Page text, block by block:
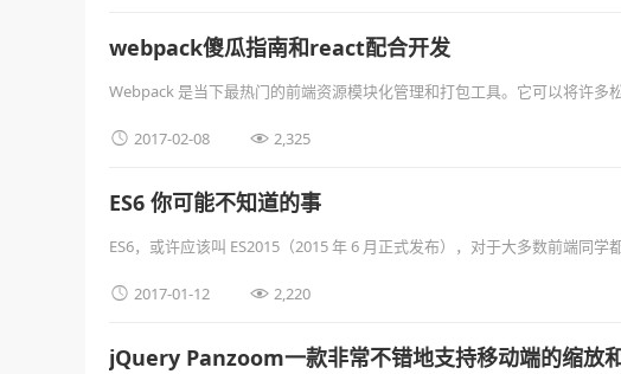
webpack傻瓜指南和react配合开发
Webpack 是当下最热门的前端资源模块化管理和打包工具。它可以将许
 2017-02-08  2,325
ES6 你可能不知道的事
ES6，或许应该叫 ES2015（2015 年 6 月正式发布），对于大多数前端同
 2017-01-12  2,220
jQuery Panzoom一款非常不错地支持移动端的缩放